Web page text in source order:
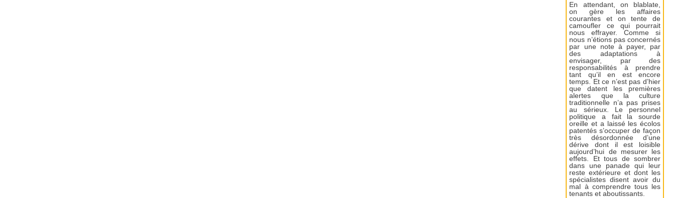
En attendant, on blablate,
on gère les affaires
courantes et on tente de
camoufler ce qui pourrait
nous effrayer. Comme si
nous n’étions pas concernés
par une note à payer, par
des adaptations à
envisager, par des
responsabilités à prendre
tant qu’il en est encore
temps. Et ce n’est pas d’hier
que datent les premières
alertes que la culture
traditionnelle n’a pas prises
au sérieux. Le personnel
politique a fait la sourde
oreille et a laissé les écolos
patentés s’occuper de façon
très désordonnée d’une
dérive dont il est loisible
aujourd’hui de mesurer les
effets. Et tous de sombrer
dans une panade qui leur
reste extérieure et dont les
spécialistes disent avoir du
mal à comprendre tous les
tenants et aboutissants.